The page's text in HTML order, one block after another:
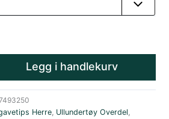
Legg i handlekurv
Herre Ullundertøy Overdel